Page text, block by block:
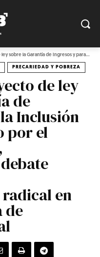
sobre la Garantía de Ingresos y para...
PRECARIEDAD Y POBREZA
de ley
de
Inclusión
por el
en
de